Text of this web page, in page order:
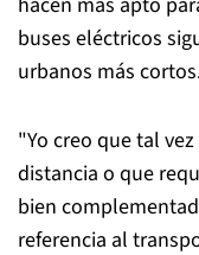
buses eléctricos
urbanos más
"Yo creo que tal
distancia o que
bien
referencia al